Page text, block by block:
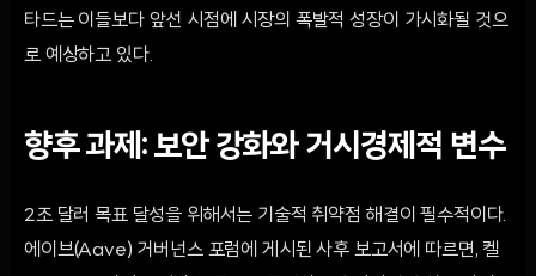
타드는 이들보다 앞선 시점에 시장의 폭발적 성장이 가시화될 것으
로 예상하고 있다.
향후 과제: 보안 강화와 거시경제적 변수
2조 달러 목표 달성을 위해서는 기술적 취약점 해결이 필수적이다.
에이브(Aave) 거버넌스 포럼에 게시된 사후 보고서에 따르면, 켈